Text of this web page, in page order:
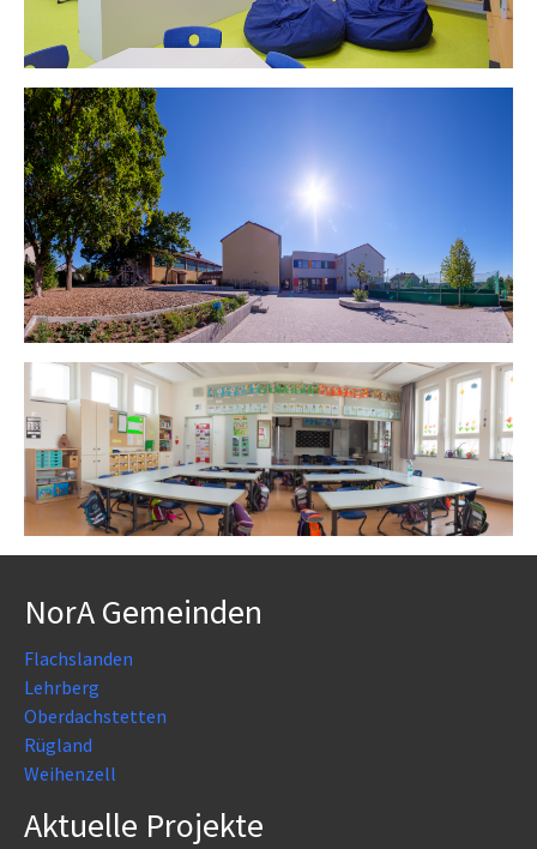
NorA Gemeinden
Flachslanden
Lehrberg
Oberdachstetten
Rügland
Weihenzell
Aktuelle Projekte